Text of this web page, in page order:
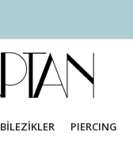
BİLEZİKLER PIERCING